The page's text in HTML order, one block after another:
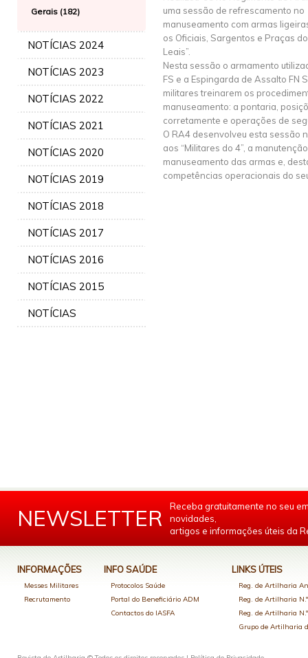
Gerais (182)
NOTÍCIAS 2024
NOTÍCIAS 2023
NOTÍCIAS 2022
NOTÍCIAS 2021
NOTÍCIAS 2020
NOTÍCIAS 2019
NOTÍCIAS 2018
NOTÍCIAS 2017
NOTÍCIAS 2016
NOTÍCIAS 2015
NOTÍCIAS
uma sessão de refrescamento no
manuseamento com armas
os Oficiais, Sargentos e Praças
Leais”.
Nesta sessão o armamento
FS e a Espingarda de Assalto FN
militares treinarem os
manuseamento: a pontaria,
corretamente e operações de
O RA4 desenvolveu esta sessão
aos “Militares do 4”, a
manuseamento das armas e,
competências operacionais do
NEWSLETTER
Receba gratuitamente no seu
novidades,
artigos e informações úteis da
INFORMAÇÕES
Messes Militares
Recrutamento
INFO SAÚDE
Protocolos Saúde
Portal do Beneficiário ADM
Contactos do IASFA
LINKS ÚTEIS
Reg. de Artilharia
Reg. de Artilharia
Reg. de Artilharia
Grupo de Artilharia